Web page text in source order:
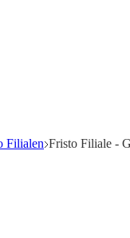
Filialen Fristo Filiale -